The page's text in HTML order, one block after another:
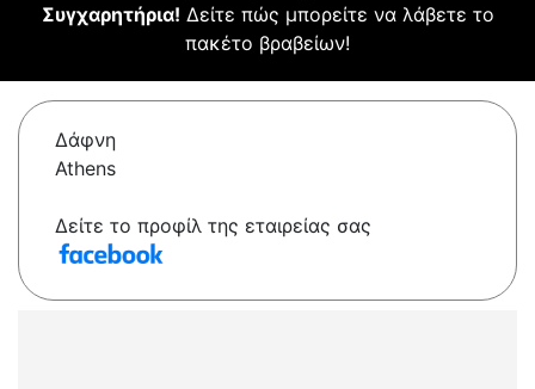
Συγχαρητήρια! Δείτε πώς μπορείτε να λάβετε το
πακέτο βραβείων!
Δάφνη
Athens
Δείτε το προφίλ της εταιρείας σας